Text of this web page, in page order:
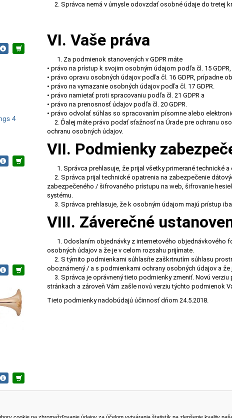
4
2. Správca nemá v úmysle odovzdať osobné údaje do tretej
VI. Vaše práva
1. Za podmienok stanovených v GDPR máte
• právo na prístup k svojim osobným údajom podľa čl. 15 GDPR,
• právo opravu osobných údajov podľa čl. 16 GDPR, prípadne
• právo na vymazanie osobných údajov podľa čl. 17 GDPR.
• právo namietať proti spracovaniu podľa čl. 21 GDPR a
• právo na prenosnosť údajov podľa čl. 20 GDPR.
• právo odvolať súhlas so spracovaním písomne alebo
2. Ďalej máte právo podať sťažnosť na Úrade pre ochranu
ochranu osobných údajov.
VII. Podmienky
1. Správca prehlasuje, že prijal všetky primerané technické
2. Správca prijal technické opatrenia na zabezpečenie
zabezpečeného / šifrovaného prístupu na web, šifrovanie
systému.
3. Správca prehlasuje, že k osobným údajom majú prístup
VIII. Záverečné
1. Odoslaním objednávky z internetového objednávkového
osobných údajov a že je v celom rozsahu prijímate.
2. S týmito podmienkami súhlasíte zaškrtnutím súhlasu
oboznámený / a s podmienkami ochrany osobných údajov a že
3. Správca je oprávnený tieto podmienky zmeniť. Novú
stránkach a zároveň Vám zašle novú verziu týchto podmienok
Tieto podmienky nadobúdajú účinnosť dňom 24.5.2018.